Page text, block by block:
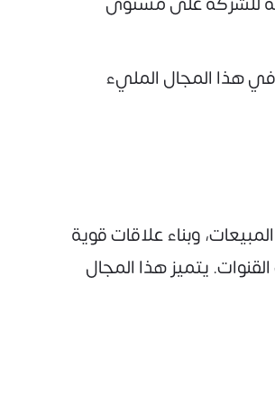
هذا المجال المليء
وبناء علاقات قوية
يتميز هذا المجال